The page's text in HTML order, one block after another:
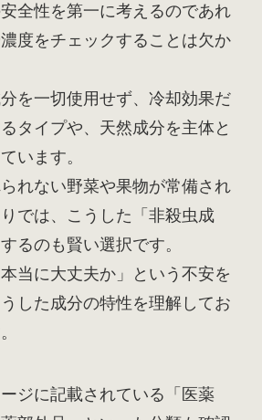
全性を第一に考えるのであれ
度をチェックすることは欠か
を一切使用せず、冷却効果だ
タイプや、天然成分を主体と
います。
れない野菜や果物が常備され
では、こうした「非殺虫成
るのも賢い選択です。
本当に大丈夫か」という不安を
した成分の特性を理解してお
ジに記載されている「医薬